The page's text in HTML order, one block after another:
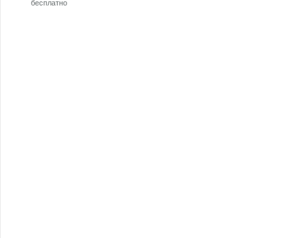
бесплатно